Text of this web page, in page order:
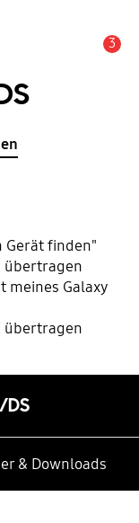
3
Gerät finden"
übertragen
meines Galaxy
übertragen
DS
& Downloads